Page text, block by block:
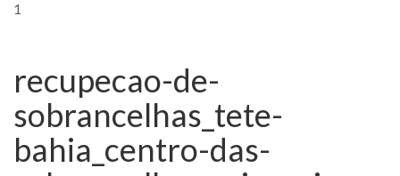
1
recupecao-de-
sobrancelhas_tete-
bahia_centro-das-